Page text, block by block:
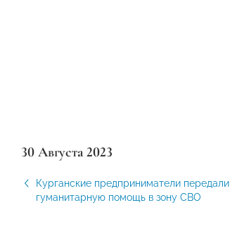
30 Августа 2023
Курганские предприниматели передали
гуманитарную помощь в зону СВО